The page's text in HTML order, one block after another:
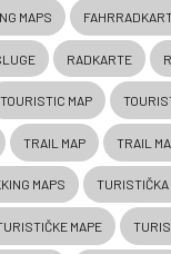
MAPS
RADKARTE
TOURISTIC MAP
TRAIL MAP TRAIL
MAPS TURISTIČKA
MAPE